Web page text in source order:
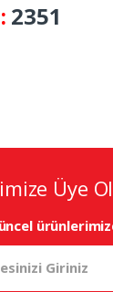
2351
Üye